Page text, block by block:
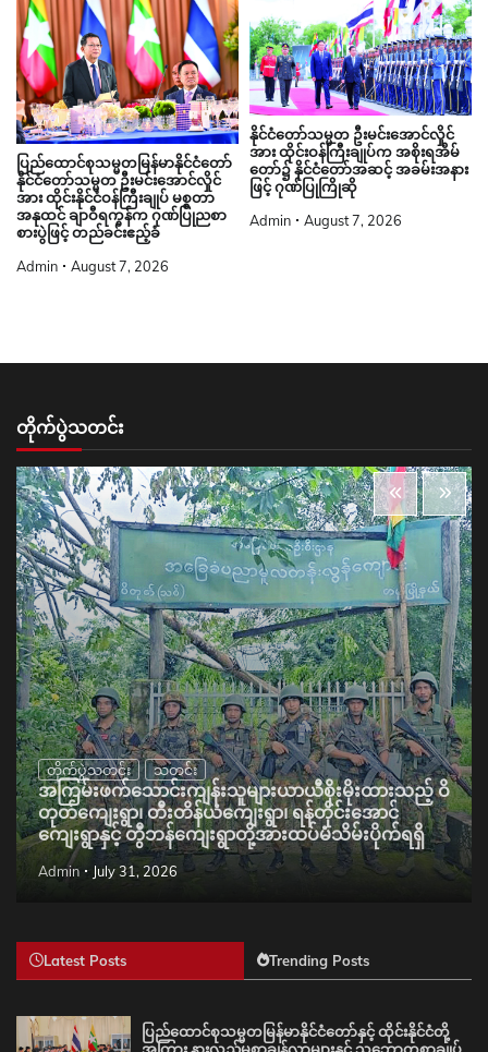
ပြည်ထောင်စုသမ္မတမြန်မာနိုင်ငံတော်
နိုင်ငံတော်သမ္မတ ဦးမင်းအောင်လှိုင်
အား ထိုင်းနိုင်ငံဝန်ကြီးချုပ် မစ္စတာ
အနုထင် ချာဝီရကွန်က ဂုဏ်ပြုညစာ
စားပွဲဖြင့် တည်ခင်းဧည့်ခံ
Admin August 7, 2026
နိုင်ငံတော်သမ္မတ ဦးမင်းအောင်လှိုင်
အား ထိုင်းဝန်ကြီးချုပ်က အစိုးရအိမ်
တော်၌ နိုင်ငံတော်အဆင့် အခမ်းအနား
ဖြင့် ဂုဏ်ပြုကြိုဆို
Admin August 7, 2026
တိုက်ပွဲသတင်း
တိုက်ပွဲသတင်း သတင်း
အကြမ်းဖက်သောင်းကျန်းသူများယာယီစိုးမိုးထားသည့် ဝိ
တုတ်ကျေးရွာ၊ တီးတိန်ယံကျေးရွာ၊ ရန်တိုင်းအောင်
ကျေးရွာနှင့် တွီဘန်ကျေးရွာတို့အားထပ်မံသိမ်းပိုက်ရရှိ
Admin July 31, 2026
Latest Posts Trending Posts
ပြည်ထောင်စုသမ္မတမြန်မာနိုင်ငံတော်နှင့် ထိုင်းနိုင်ငံတို့